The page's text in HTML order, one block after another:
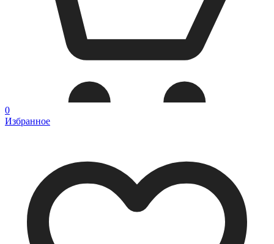
0
Избранное